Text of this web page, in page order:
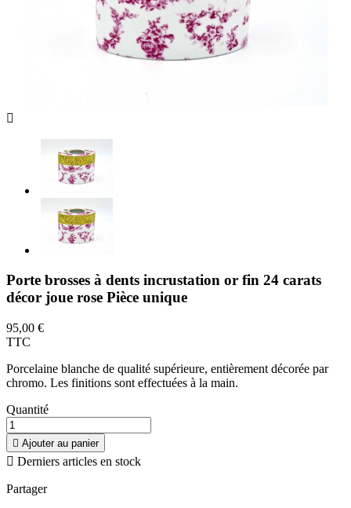

Porte brosses à dents incrustation or fin 24 carats
décor joue rose Pièce unique
95,00 €
TTC
Porcelaine blanche de qualité supérieure, entièrement décorée par
chromo. Les finitions sont effectuées à la main.
Quantité
 Ajouter au panier
 Derniers articles en stock
Partager